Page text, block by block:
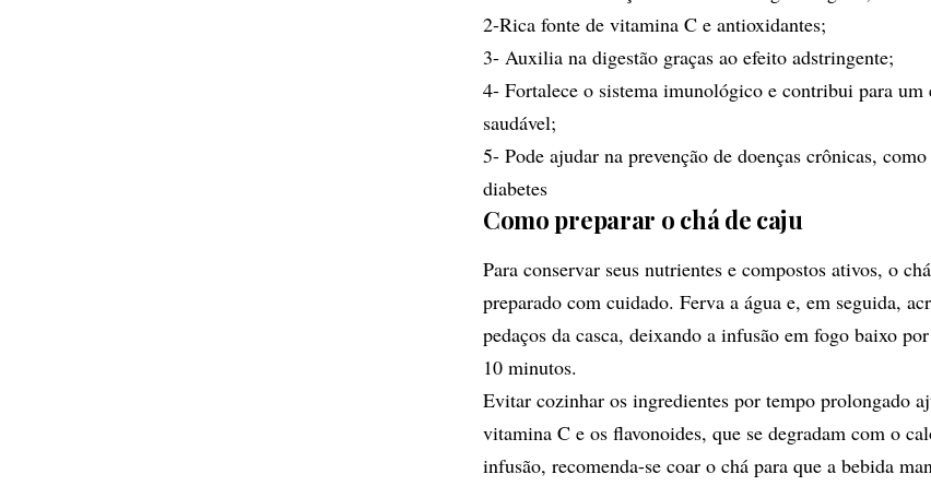
2-Rica fonte de vitamina C e antioxidantes;
3- Auxilia na digestão graças ao efeito adstringente;
4- Fortalece o sistema imunológico e contribui para um
saudável;
5- Pode ajudar na prevenção de doenças crônicas,
diabetes
Como preparar o chá de caju
Para conservar seus nutrientes e compostos ativos, o
preparado com cuidado. Ferva a água e, em seguida,
pedaços da casca, deixando a infusão em fogo baixo
10 minutos.
Evitar cozinhar os ingredientes por tempo prolongado
vitamina C e os flavonoides, que se degradam com o
infusão, recomenda-se coar o chá para que a bebida